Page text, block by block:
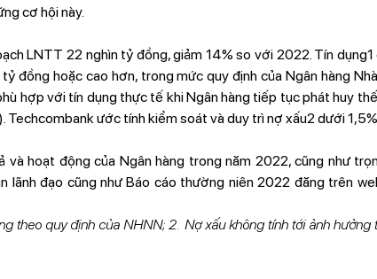
cơ hội này.
LNTT 22 nghìn tỷ đồng, giảm 14% so với 2022. Tín
đồng hoặc cao hơn, trong mức quy định của Ngân hàng
hợp với tín dụng thực tế khi Ngân hàng tiếp tục phát huy
Techcombank ước tính kiểm soát và duy trì nợ xấu2 dưới
hoạt động của Ngân hàng trong năm 2022, cũng như
lãnh đạo cũng như Báo cáo thường niên 2022 đăng trên
theo quy định của NHNN; 2. Nợ xấu không tính tới ảnh